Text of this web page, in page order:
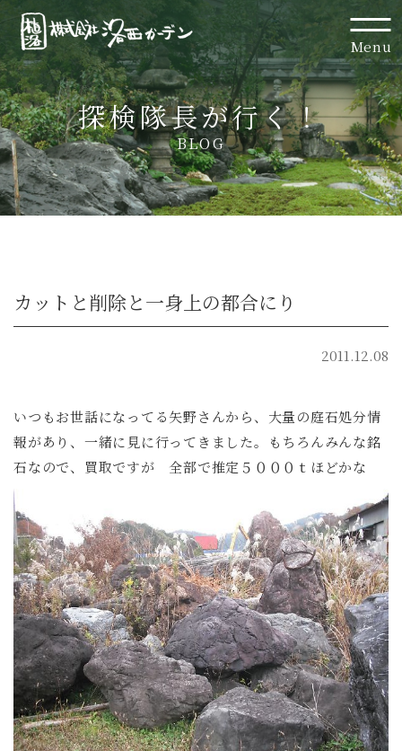
Menu
探検隊長が行く！
BLOG
カットと削除と一身上の都合にり
2011.12.08
いつもお世話になってる矢野さんから、大量の庭石処分情
報があり、一緒に見に行ってきました。もちろんみんな銘
石なので、買取ですが 全部で推定５０００ｔほどかな